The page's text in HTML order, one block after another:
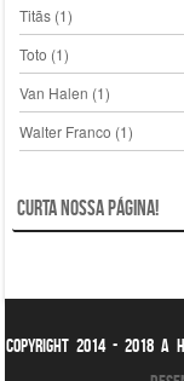
Titãs(1)
Toto (1)
Van Halen (1)
Walter Franco (1)
Curta nossa página!
Copyright 2014 - 2018